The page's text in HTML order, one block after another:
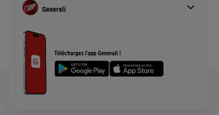
Téléchargez l'app Generali !
Assurance prêt immobilier
Complémentaire santé senior
Simulation assurance auto
Devis assurance habitation
Devis assurance chien ou chat
Generali
Rendements fonds euros Generali
Accessibilité sourds et malentendants
Plan du site